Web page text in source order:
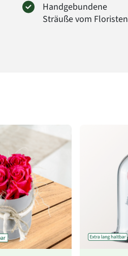
Handgebundene
Sträuße vom Floristen